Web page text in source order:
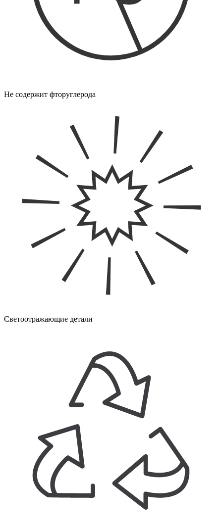
Не содержит фторуглерода
Светоотражающие детали